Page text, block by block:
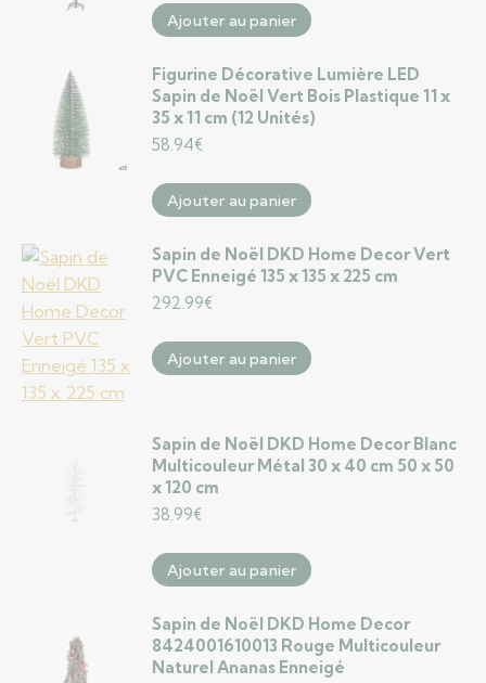
Ajouter au panier
Figurine Décorative Lumière LED
Sapin de Noël Vert Bois Plastique 11 x
35 x 11 cm (12 Unités)
58.94€
Ajouter au panier
Sapin de Noël DKD Home Decor Vert
PVC Enneigé 135 x 135 x 225 cm
292.99€
Ajouter au panier
Sapin de Noël DKD Home Decor Blanc
Multicouleur Métal 30 x 40 cm 50 x 50
x 120 cm
38.99€
Ajouter au panier
Sapin de Noël DKD Home Decor
8424001610013 Rouge Multicouleur
Naturel Ananas Enneigé